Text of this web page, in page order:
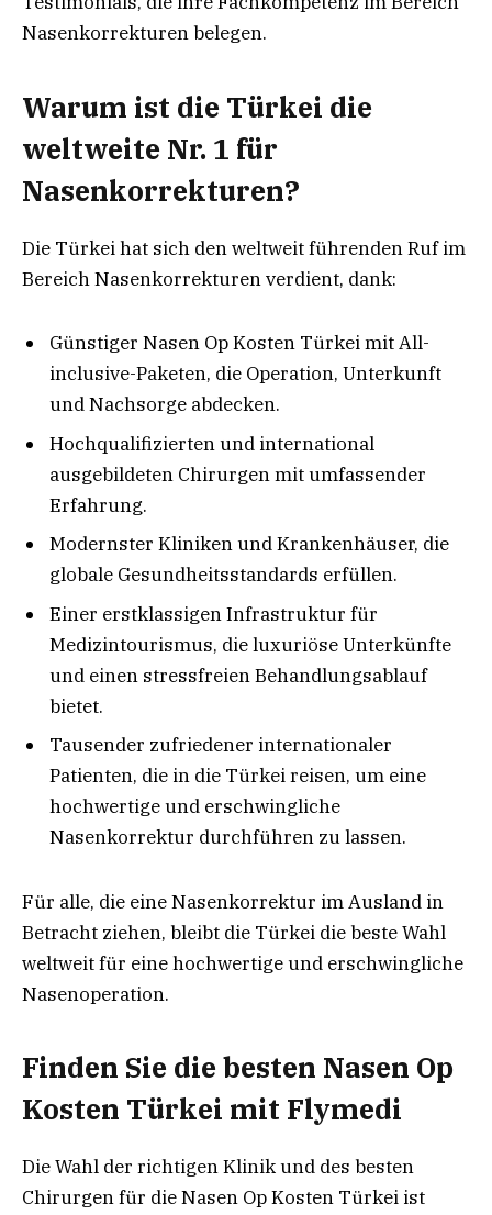
Nasenkorrekturen belegen.
Warum ist die Türkei die
weltweite Nr. 1 für
Nasenkorrekturen?
Die Türkei hat sich den weltweit führenden Ruf im
Bereich Nasenkorrekturen verdient, dank:
Günstiger Nasen Op Kosten Türkei mit All-
inclusive-Paketen, die Operation, Unterkunft
und Nachsorge abdecken.
Hochqualifizierten und international
ausgebildeten Chirurgen mit umfassender
Erfahrung.
Modernster Kliniken und Krankenhäuser, die
globale Gesundheitsstandards erfüllen.
Einer erstklassigen Infrastruktur für
Medizintourismus, die luxuriöse Unterkünfte
und einen stressfreien Behandlungsablauf
bietet.
Tausender zufriedener internationaler
Patienten, die in die Türkei reisen, um eine
hochwertige und erschwingliche
Nasenkorrektur durchführen zu lassen.
Für alle, die eine Nasenkorrektur im Ausland in
Betracht ziehen, bleibt die Türkei die beste Wahl
weltweit für eine hochwertige und erschwingliche
Nasenoperation.
Finden Sie die besten Nasen Op
Kosten Türkei mit Flymedi
Die Wahl der richtigen Klinik und des besten
Chirurgen für die Nasen Op Kosten Türkei ist